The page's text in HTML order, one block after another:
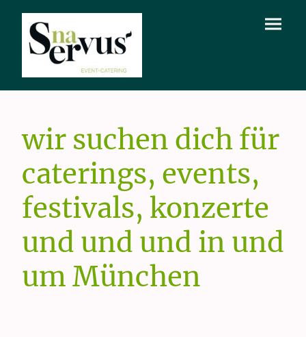
wir suchen dich für
caterings, events,
festivals, konzerte
und und und in und
um München